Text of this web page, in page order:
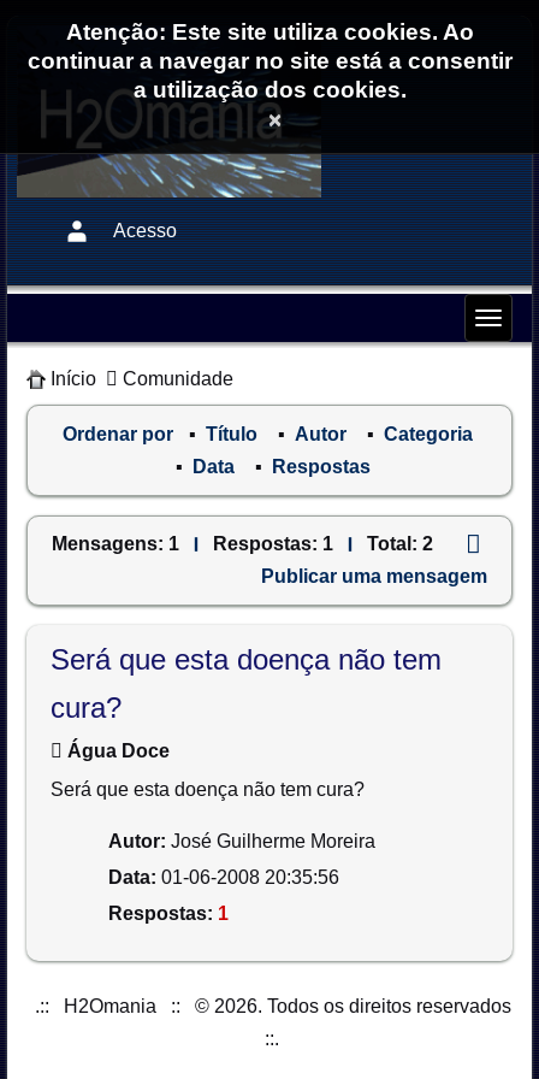
Acesso
Início Comunidade
Ordenar por Título Autor
Categoria
Data
Respostas
Mensagens 1 Respostas 1 Total
2
Publicar uma mensagem
Será que esta doença não tem
cura?
Água Doce
Será que esta doença não tem cura?
Autor José Guilherme Moreira
Data 01-06-2008 20:35:56
Respostas
1
.:: H2Omania :: © 2026. Todos os direitos reservados
::.
Atenção: Este site utiliza cookies. Ao
continuar a navegar no site está a consentir
a utilização dos cookies.
×